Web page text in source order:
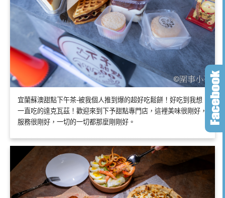
宜蘭蘇澳甜點下午茶-被我個人推到爆的超好吃鬆餅！好吃到我想
一直吃的達克瓦茲！歡迎來到下予甜點專門店，這裡美味很剛好，
服務很剛好，一切的一切都那麼剛剛好。